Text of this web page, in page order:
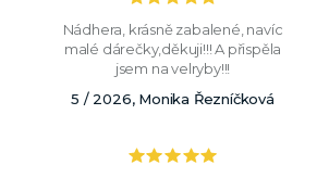
Nádhera, krásně zabalené, navíc
malé dárečky,děkuji!!! A přispěla
jsem na velryby!!!
5 / 2026, Monika Řezníčková